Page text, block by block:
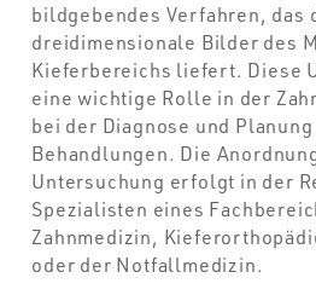
bildgebendes Verfahren, das
dreidimensionale Bilder des
Kieferbereichs liefert. Diese
eine wichtige Rolle in der
bei der Diagnose und
Behandlungen. Die
Untersuchung erfolgt in der
Spezialisten eines
Zahnmedizin,
oder der Notfallmedizin.